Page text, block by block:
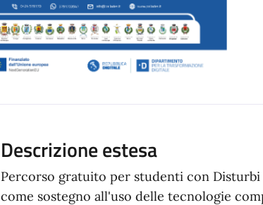
Descrizione estesa
Percorso gratuito per studenti con
come sostegno all'uso delle tecnologie